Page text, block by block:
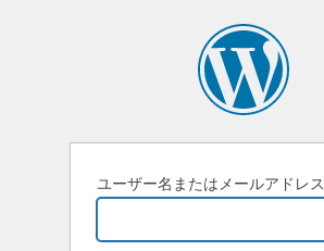
ユーザー名またはメールアドレス